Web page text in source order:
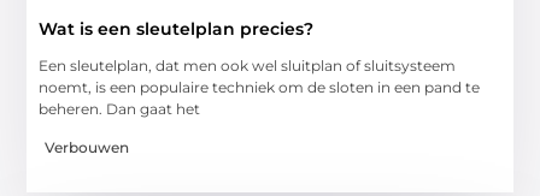
Wat is een sleutelplan precies?
Een sleutelplan, dat men ook wel sluitplan of sluitsysteem
noemt, is een populaire techniek om de sloten in een pand te
beheren. Dan gaat het
Verbouwen